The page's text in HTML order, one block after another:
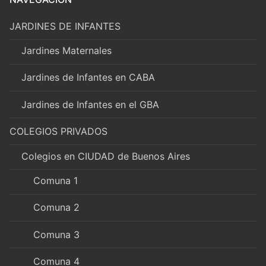
JARDINES DE INFANTES
Jardines Maternales
Jardines de Infantes en CABA
Jardines de Infantes en el GBA
COLEGIOS PRIVADOS
Colegios en CIUDAD de Buenos Aires
Comuna 1
Comuna 2
Comuna 3
Comuna 4